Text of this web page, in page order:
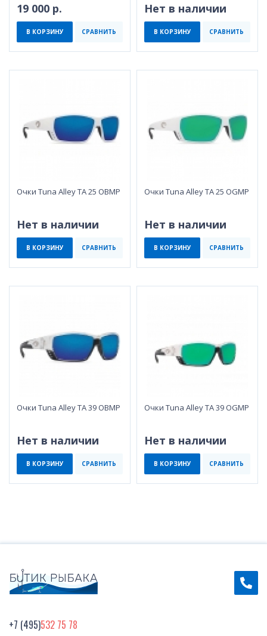
19 000 р.
В КОРЗИНУ СРАВНИТЬ
Нет в наличии
В КОРЗИНУ СРАВНИТЬ
Очки Tuna Alley TA 25 OBMP
Нет в наличии
В КОРЗИНУ СРАВНИТЬ
Очки Tuna Alley TA 25 OGMP
Нет в наличии
В КОРЗИНУ СРАВНИТЬ
Очки Tuna Alley TA 39 OBMP
Нет в наличии
В КОРЗИНУ СРАВНИТЬ
Очки Tuna Alley TA 39 OGMP
Нет в наличии
В КОРЗИНУ СРАВНИТЬ
+7 (495)532 75 78